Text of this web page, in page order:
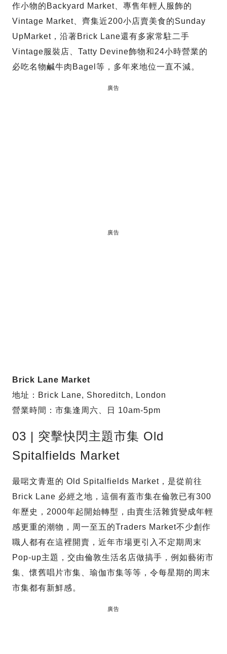
作小物的Backyard Market、專售年輕人服飾的
Vintage Market、齊集近200小店賣美食的Sunday
UpMarket，沿著Brick Lane還有多家常駐二手
Vintage服裝店、Tatty Devine飾物和24小時營業的
必吃名物鹹牛肉Bagel等，多年來地位一直不減。
廣告
廣告
Brick Lane Market
地址：Brick Lane, Shoreditch, London
營業時間：市集逢周六、日 10am-5pm
03 | 突擊快閃主題市集 Old
Spitalfields Market
最啱文青逛的 Old Spitalfields Market，是從前往
Brick Lane 必經之地，這個有蓋市集在倫敦已有300
年歷史，2000年起開始轉型，由賣生活雜貨變成年輕
感更重的潮物，周一至五的Traders Market不少創作
職人都有在這裡開賣，近年市場更引入不定期周末
Pop-up主題，交由倫敦生活名店做搞手，例如藝術市
集、懷舊唱片市集、瑜伽市集等等，令每星期的周末
市集都有新鮮感。
廣告